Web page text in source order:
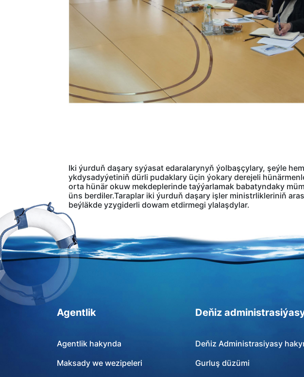
Iki ýurduň daşary syýasat edaralarynyň ýolbaşçylary, şeýle
ykdysadyýetiniň dürli pudaklary üçin ýokary derejeli
orta hünär okuw mekdeplerinde taýýarlamak babatyndaky
üns berdiler.Taraplar iki ýurduň daşary işler ministrlikleriniň
beýläkde yzygiderli dowam etdirmegi ylalaşdylar.
Agentlik
Agentlik hakynda
Maksady we wezipeleri
Deňiz
Deňiz Administrasiyasy
Gurluş düzümi